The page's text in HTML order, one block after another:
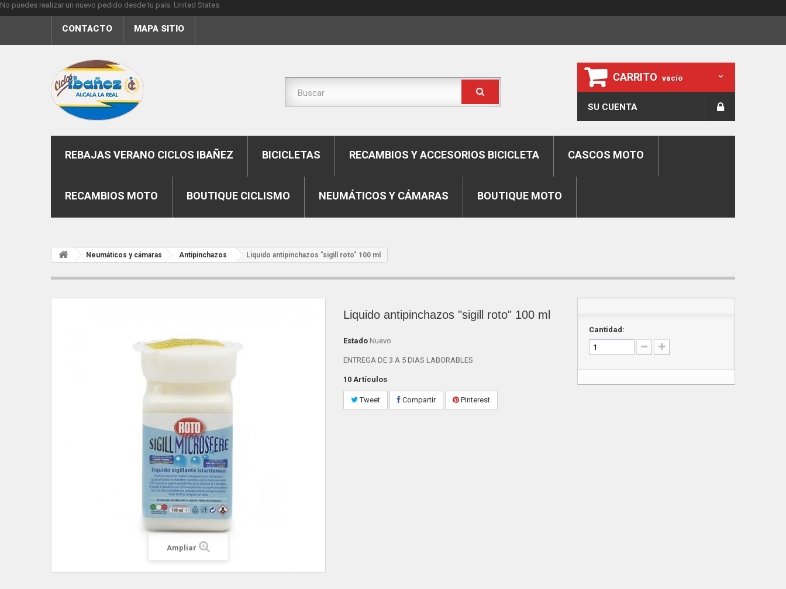
No puedes realizar un nuevo pedido desde tu país. United States
CONTACTO MAPA SITIO
CARRITO vacío
SU CUENTA
REBAJAS VERANO CICLOS IBAÑEZ BICICLETAS RECAMBIOS Y ACCESORIOS BICICLETA CASCOS MOTO
RECAMBIOS MOTO BOUTIQUE CICLISMO NEUMÁTICOS Y CÁMARAS BOUTIQUE MOTO
Neumáticos y cámaras Antipinchazos Liquido antipinchazos "sigill roto" 100 ml
Ampliar
Liquido antipinchazos "sigill roto" 100 ml
Estado Nuevo
ENTREGA DE 3 A 5 DIAS LABORABLES
10 Artículos
Tweet Compartir Pinterest
Cantidad: